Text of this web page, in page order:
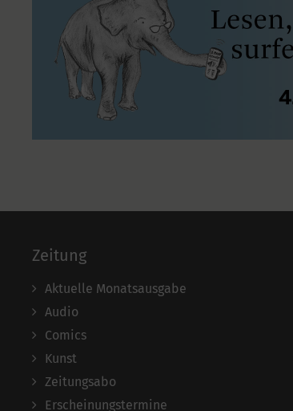
Zeitung
Aktuelle Monatsausgabe
Audio
Comics
Kunst
Zeitungsabo
Erscheinungstermine